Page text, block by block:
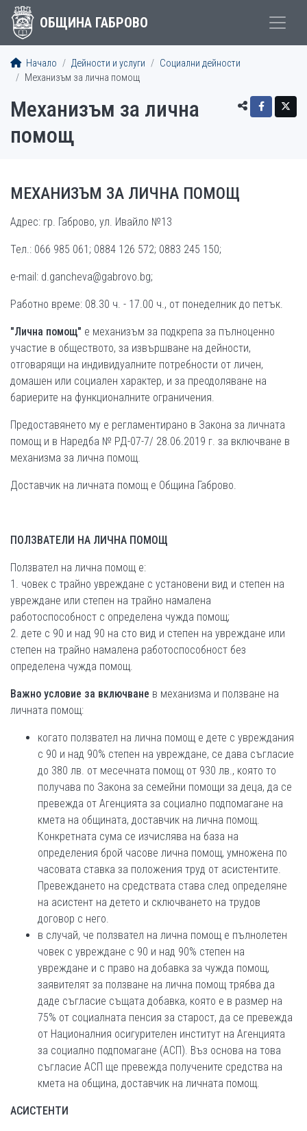
ОБЩИНА ГАБРОВО
Начало Дейности и услуги
Социални дейности
Механизъм за лична помощ
Механизъм за лична
помощ
МЕХАНИЗЪМ ЗА ЛИЧНА ПОМОЩ
Адрес: гр. Габрово, ул. Ивайло №13
Тел.: 066 985 061; 0884 126 572; 0883 245 150;
e-mail: d.gancheva@gabrovo.bg;
Работно време: 08.30 ч. - 17.00 ч., от понеделник до петък.
"Лична помощ" е механизъм за подкрепа за пълноценно
участие в обществото, за извършване на дейности,
отговарящи на индивидуалните потребности от личен,
домашен или социален характер, и за преодоляване на
бариерите на функционалните ограничения.
Предоставянето му е регламентирано в Закона за личната
помощ и в Наредба № РД-07-7/ 28.06.2019 г. за включване в
механизма за лична помощ.
Доставчик на личната помощ е Община Габрово.
ПОЛЗВАТЕЛИ НА ЛИЧНА ПОМОЩ
Ползвател на лична помощ е:
1. човек с трайно увреждане с установени вид и степен на
увреждане или степен на трайно намалена
работоспособност с определена чужда помощ;
2. дете с 90 и над 90 на сто вид и степен на увреждане или
степен на трайно намалена работоспособност без
определена чужда помощ.
Важно условие за включване в механизма и ползване на
личната помощ:
когато ползвател на лична помощ е дете с увреждания
с 90 и над 90% степен на увреждане, се дава съгласие
до 380 лв. от месечната помощ от 930 лв., която то
получава по Закона за семейни помощи за деца, да се
превежда от Агенцията за социално подпомагане на
кмета на общината, доставчик на лична помощ.
Конкретната сума се изчислява на база на
определения брой часове лична помощ, умножена по
часовата ставка за положения труд от асистентите.
Превеждането на средствата става след определяне
на асистент на детето и сключването на трудов
договор с него.
в случай, че ползвател на лична помощ е пълнолетен
човек с увреждане с 90 и над 90% степен на
увреждане и с право на добавка за чужда помощ,
заявителят за ползване на лична помощ трябва да
даде съгласие същата добавка, която е в размер на
75% от социалната пенсия за старост, да се превежда
от Националния осигурителен институт на Агенцията
за социално подпомагане (АСП). Въз основа на това
съгласие АСП ще превежда получените средства на
кмета на община, доставчик на личната помощ.
АСИСТЕНТИ